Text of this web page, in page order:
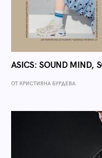
ASICS: SOUND MIND,
ОТ КРИСТИЯНА БУРДЕВА